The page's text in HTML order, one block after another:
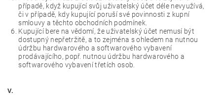
případě, když kupující svůj uživatelský účet déle nevyužívá,
či v případě, kdy kupující poruší své povinnosti z kupní
smlouvy a těchto obchodních podmínek.
Kupující bere na vědomí, že uživatelský účet nemusí být
dostupný nepřetržitě, a to zejména s ohledem na nutnou
údržbu hardwarového a softwarového vybavení
prodávajícího, popř. nutnou údržbu hardwarového a
softwarového vybavení třetích osob.
V.